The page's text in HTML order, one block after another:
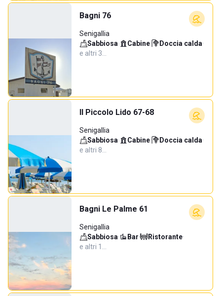
Bagni 76
Senigallia
Sabbiosa· Cabine· Doccia calda·
e altri 3…
Il Piccolo Lido 67-68
Senigallia
Sabbiosa· Cabine· Doccia calda·
e altri 8…
Bagni Le Palme 61
Senigallia
Sabbiosa· Bar· Ristorante·
e altri 1…